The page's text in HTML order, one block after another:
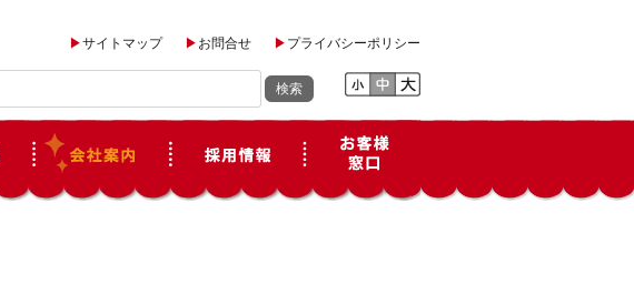
サイトマップ お問合せ プライバシーポリシー